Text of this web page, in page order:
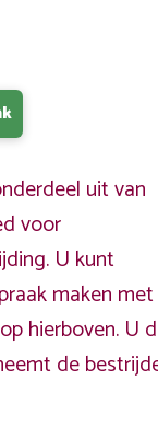
uit van
voor
U kunt
maken
hierboven. U
de